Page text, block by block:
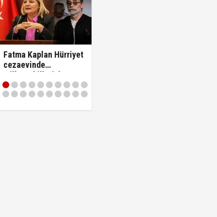
Fatma Kaplan Hürriyet
cezaevinde
milletvekilleriyle
tartıştı: "'Beni siz ihbar
ettiniz' diyerek